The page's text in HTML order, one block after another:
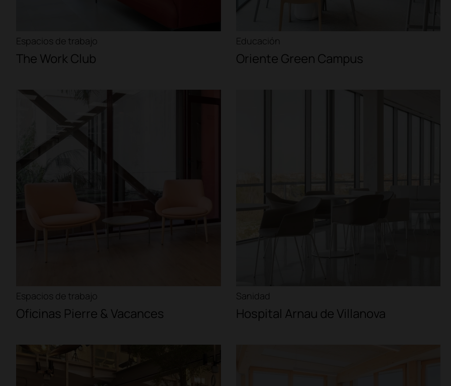
Espacios de trabajo
The Work Club
Educación
Oriente Green Campus
Espacios de trabajo
Oficinas Pierre & Vacances
Sanidad
Hospital Arnau de Villanova